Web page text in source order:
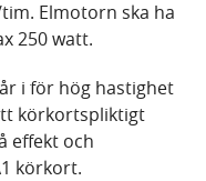
Elmotorn ska ha
250 watt.
i för hög hastighet
körkortspliktigt
effekt och
körkort.